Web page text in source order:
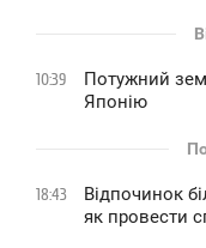
10:39
Потужний
Японію
18:43
Відпочинок
як провести